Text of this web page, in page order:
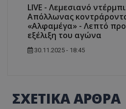
LIVE - Λεμεσιανό
Απόλλωνας
«Αλφαμέγα» - Λεπτό
εξέλιξη του αγώνα
30.11.2025 - 18:45
ΣΧΕΤΙΚΑ ΑΡΘΡΑ